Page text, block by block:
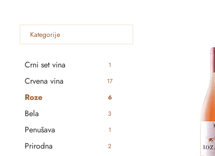
Kategorije
Crni set vina 1
Crvena vina 17
Roze 6
Bela 3
Penušava 1
Prirodna 2